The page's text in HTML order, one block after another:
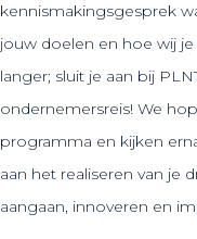
kennismakingsgesprek
jouw doelen en hoe wij
langer; sluit je aan bij
ondernemersreis! We
programma en kijken
aan het realiseren van je
aangaan, innoveren en